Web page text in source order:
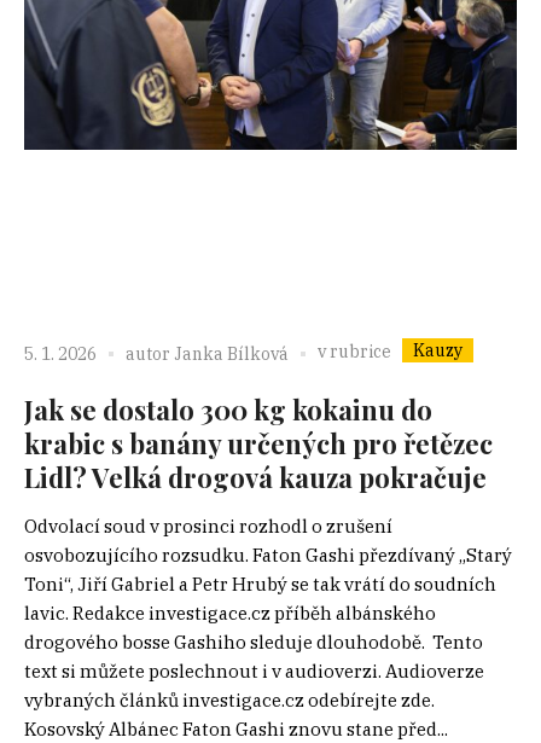
5. 1. 2026 autor Janka Bílková v rubrice Kauzy
Jak se dostalo 300 kg kokainu do
krabic s banány určených pro řetězec
Lidl? Velká drogová kauza pokračuje
Odvolací soud v prosinci rozhodl o zrušení
osvobozujícího rozsudku. Faton Gashi přezdívaný „Starý
Toni“, Jiří Gabriel a Petr Hrubý se tak vrátí do soudních
lavic. Redakce investigace.cz příběh albánského
drogového bosse Gashiho sleduje dlouhodobě. Tento
text si můžete poslechnout i v audioverzi. Audioverze
vybraných článků investigace.cz odebírejte zde.
Kosovský Albánec Faton Gashi znovu stane před...